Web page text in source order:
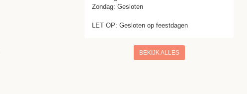
Zondag: Gesloten
LET OP: Gesloten op feestdagen
BEKIJK ALLES